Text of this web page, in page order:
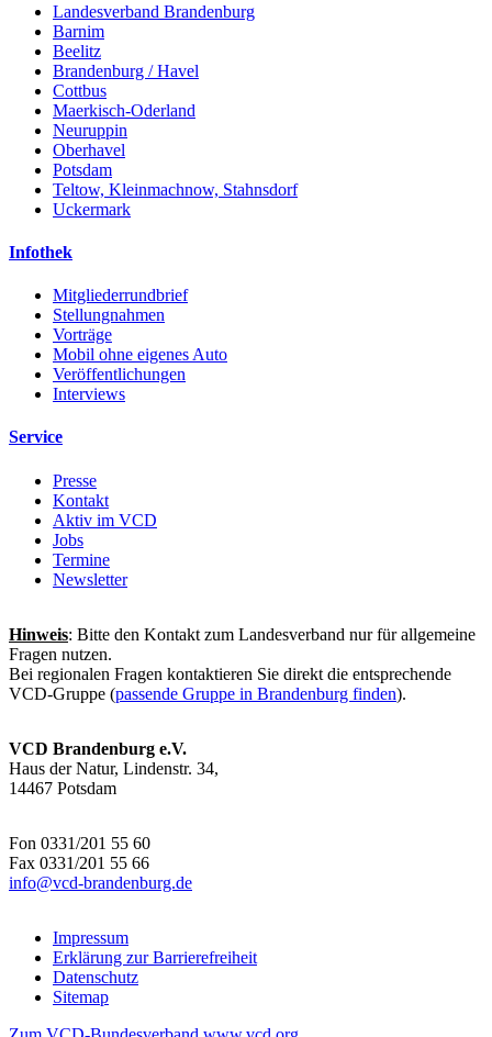
Landesverband Brandenburg
Barnim
Beelitz
Brandenburg / Havel
Cottbus
Maerkisch-Oderland
Neuruppin
Oberhavel
Potsdam
Teltow, Kleinmachnow, Stahnsdorf
Uckermark
Infothek
Mitgliederrundbrief
Stellungnahmen
Vorträge
Mobil ohne eigenes Auto
Veröffentlichungen
Interviews
Service
Presse
Kontakt
Aktiv im VCD
Jobs
Termine
Newsletter
Hinweis: Bitte den Kontakt zum Landesverband nur für allgemeine
Fragen nutzen.
Bei regionalen Fragen kontaktieren Sie direkt die entsprechende
VCD-Gruppe (passende Gruppe in Brandenburg finden).
VCD Brandenburg e.V.
Haus der Natur, Lindenstr. 34,
14467 Potsdam
Fon 0331/201 55 60
Fax 0331/201 55 66
info@vcd-brandenburg.de
Impressum
Erklärung zur Barrierefreiheit
Datenschutz
Sitemap